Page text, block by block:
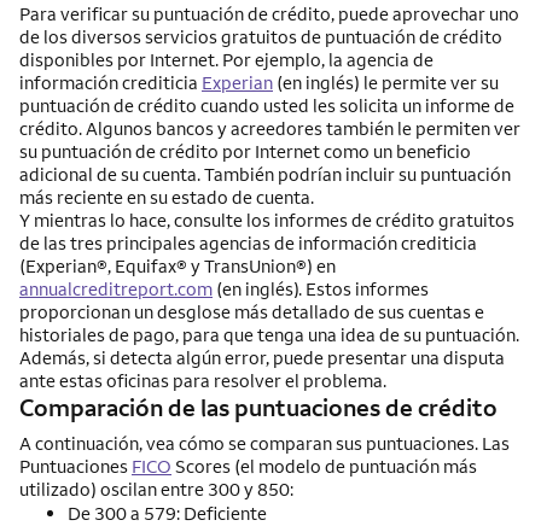
Para verificar su puntuación de crédito, puede aprovechar uno
de los diversos servicios gratuitos de puntuación de crédito
disponibles por Internet. Por ejemplo, la agencia de
información crediticia Experian (en inglés) le permite ver su
puntuación de crédito cuando usted les solicita un informe de
crédito. Algunos bancos y acreedores también le permiten ver
su puntuación de crédito por Internetcomo un beneficio
adicional de su cuenta. También podrían incluir su puntuación
más reciente en su estado de cuenta.
Y mientras lo hace, consulte los informes de crédito gratuitos
de las tres principales agencias de información crediticia
(Experian®, Equifax® yTransUnion®) en
annualcreditreport.com (en inglés). Estos informes
proporcionan un desglose más detallado de sus cuentas e
historiales de pago, para que tenga una idea de su puntuación.
Además, si detecta algún error, puede presentar una disputa
ante estas oficinas para resolver el problema.
Comparación de las puntuaciones de crédito
A continuación, vea cómo se comparan sus puntuaciones. Las
Puntuaciones FICO Scores (el modelo de puntuación más
utilizado) oscilan entre 300 y 850:
De 300 a 579: Deficiente